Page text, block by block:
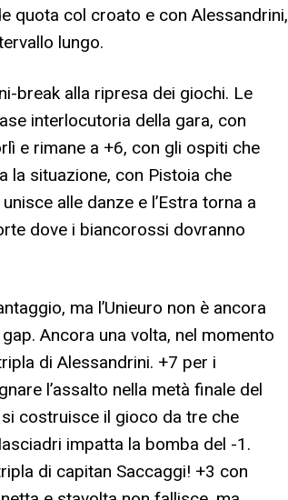
quota col croato e con Alessandrini,
lungo.
break alla ripresa dei giochi. Le
interlocutoria della gara, con
e rimane a +6, con gli ospiti che
la situazione, con Pistoia che
alle danze e l’Estra torna a
dove i biancorossi dovranno
ma l’Unieuro non è ancora
Ancora una volta, nel momento
di Alessandrini. +7 per i
l’assalto nella metà finale del
costruisce il gioco da tre che
impatta la bomba del -1.
di capitan Saccaggi! +3 con